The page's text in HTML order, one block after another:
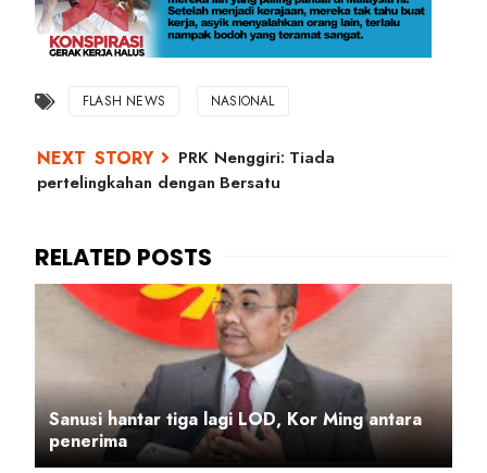
FLASH NEWS NASIONAL
PRK Nenggiri: Tiada
pertelingkahan dengan Bersatu
Sanusi hantar tiga lagi LOD, Kor Ming antara
penerima